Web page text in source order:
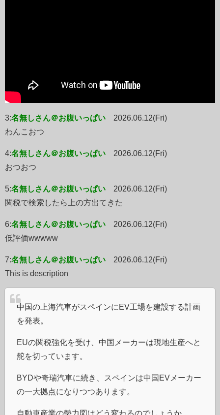
3:名無しさん＠お腹いっぱい
2026.06.12(Fri)
わんこおつ
4:名無しさん＠お腹いっぱい
2026.06.12(Fri)
おつおつ
5:名無しさん＠お腹いっぱい
2026.06.12(Fri)
関税で検索したら上の方出てきた
6:名無しさん＠お腹いっぱい
2026.06.12(Fri)
低評価wwwww
7:名無しさん＠お腹いっぱい
2026.06.12(Fri)
This is description
中国の上海汽車がスペインにEV工場を建設する計画
を発表。
EUの関税強化を受け、中国メーカーは現地生産へと
舵を切っています。
BYDや奇瑞汽車に続き、スペインは中国EVメーカー
の一大拠点になりつつあります。
自動車産業の勢力図はどう変わるのでしょうか。